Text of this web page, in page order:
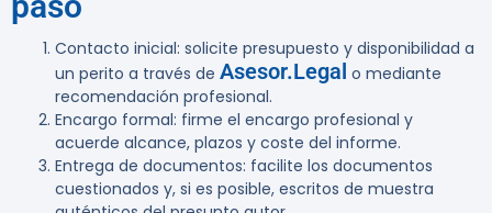
Contacto inicial: solicite presupuesto y disponibilidad a
un perito a través de Asesor.Legal o mediante
recomendación profesional.
Encargo formal: firme el encargo profesional y
acuerde alcance, plazos y coste del informe.
Entrega de documentos: facilite los documentos
cuestionados y, si es posible, escritos de muestra